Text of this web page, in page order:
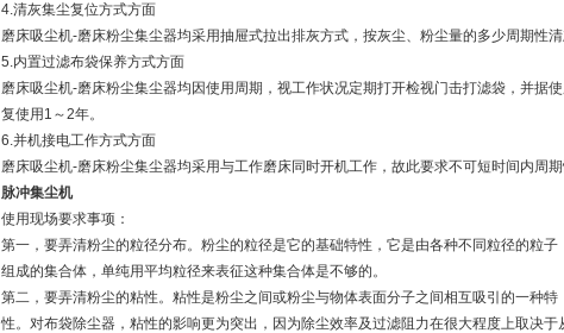
4.清灰集尘复位方式方面
磨床吸尘机-磨床粉尘集尘器均采用抽屉式拉出排灰方式，按灰尘、粉尘量的多少周期性
5.内置过滤布袋保养方式方面
磨床吸尘机-磨床粉尘集尘器均因使用周期，视工作状况定期打开检视门击打滤袋，并据
复使用1～2年。
6.并机接电工作方式方面
磨床吸尘机-磨床粉尘集尘器均采用与工作磨床同时开机工作，故此要求不可短时间内周
脉冲集尘机
使用现场要求事项：
第一，要弄清粉尘的粒径分布。粉尘的粒径是它的基础特性，它是由各种不同粒径的粒子
组成的集合体，单纯用平均粒径来表征这种集合体是不够的。
第二，要弄清粉尘的粘性。粘性是粉尘之间或粉尘与物体表面分子之间相互吸引的一种特
性。对布袋除尘器，粘性的影响更为突出，因为除尘效率及过滤阻力在很大程度上取决于